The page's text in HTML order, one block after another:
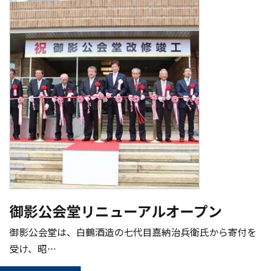
御影公会堂リニューアルオープン
御影公会堂は、白鶴酒造の七代目嘉納治兵衛氏から寄付を
受け、昭…